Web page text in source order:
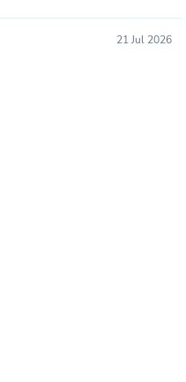
21 Jul 2026